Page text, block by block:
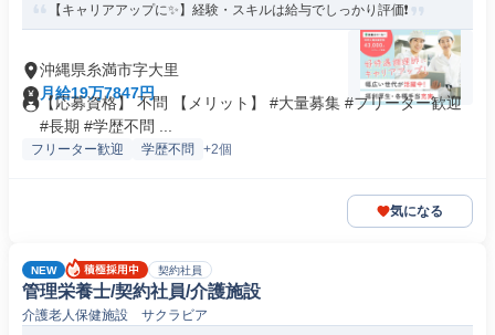
【キャリアアップに✨】経験・スキルは給与でしっかり評価❗️
沖縄県糸満市字大里
月給19万7847円
【応募資格】 不問 【メリット】 #大量募集 #フリーター歓迎
#長期 #学歴不問 ...
フリーター歓迎 学歴不問 +2個
気になる
NEW 契約社員
管理栄養士/契約社員/介護施設
介護老人保健施設 サクラビア